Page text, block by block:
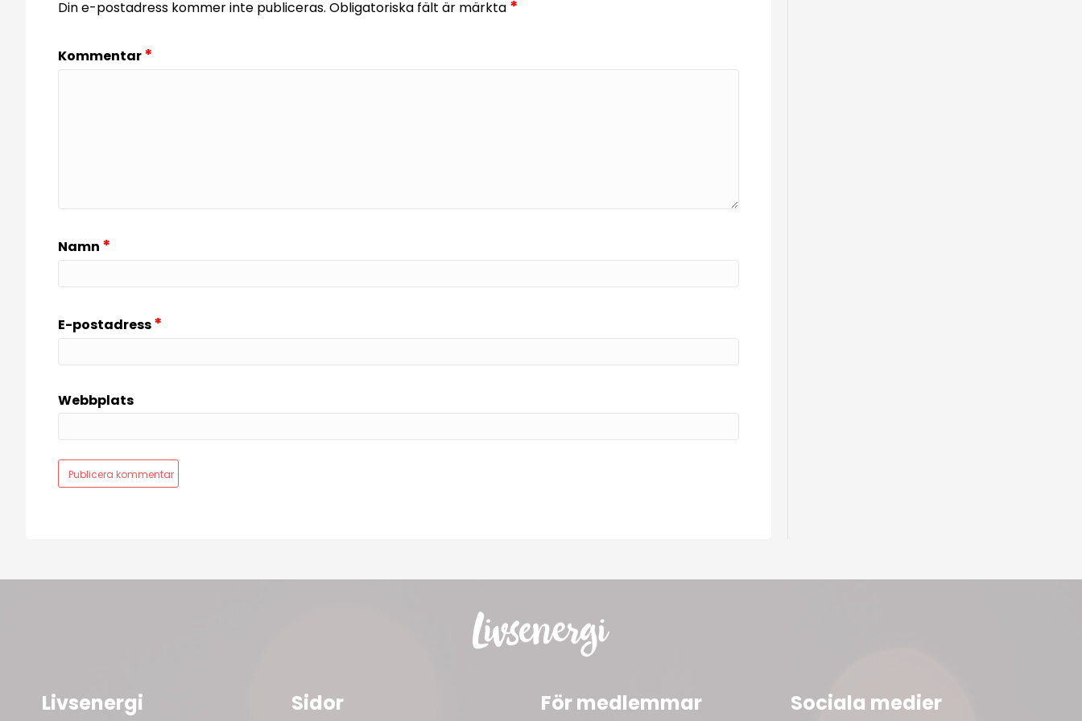
Din e-postadress kommer inte publiceras. Obligatoriska fält är märkta *
Kommentar*
Namn *
E-postadress*
Webbplats
Livsenergi Sidor För medlemmar Sociala medier